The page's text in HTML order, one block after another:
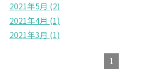
2021年5月 (2)
2021年4月 (1)
2021年3月 (1)
1